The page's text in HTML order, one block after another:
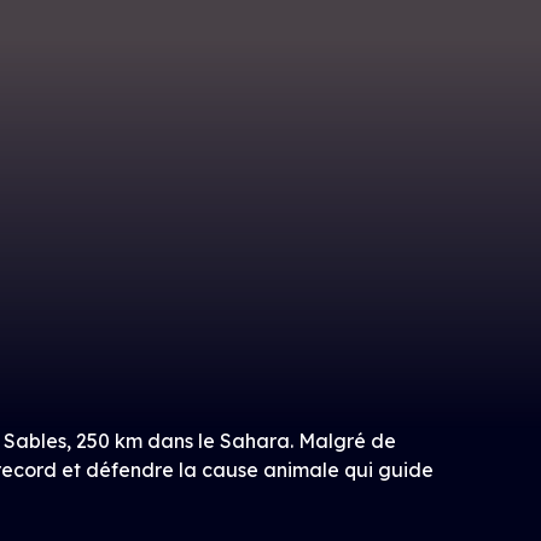
250 km dans le Sahara. Malgré de
et défendre la cause animale qui guide